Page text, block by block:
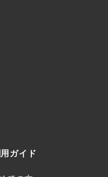
ガイド